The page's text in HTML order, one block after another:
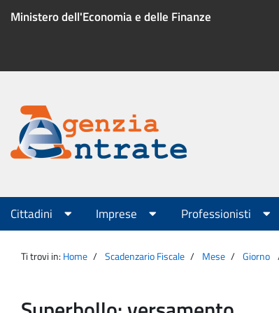
Ministero dell'Economia e delle Finanze
Menu
servizio
Agenzia
Entrate
Menu
principale
Cittadini Imprese Professionisti
Ti trovi in: Home Scadenzario Fiscale Mese Giorno